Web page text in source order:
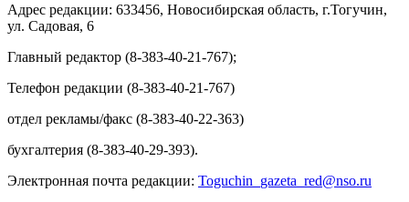
Адрес редакции: 633456, Новосибирская область, г.Тогучин,
ул. Садовая, 6
Главный редактор (8-383-40-21-767);
Телефон редакции (8-383-40-21-767)
отдел рекламы/факс (8-383-40-22-363)
бухгалтерия (8-383-40-29-393).
Электронная почта редакции: Toguchin gazeta red@nso.ru